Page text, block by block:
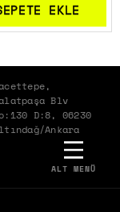
EKLE
Blv
D:8, 06230
Ankara
ALT MENÜ
MISIN?